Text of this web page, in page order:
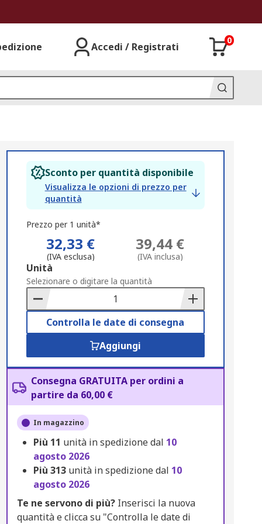
Accedi / Registrati
0
Sconto per quantità disponibile
Visualizza le opzioni di prezzo per
quantità
Prezzo per 1 unità*
32,33 €
(IVA esclusa)
39,44 €
(IVA inclusa)
Add
to
Basket
Unità
Selezionare o digitare la quantità
Controlla le date di consegna
Aggiungi
Consegna GRATUITA per ordini a
partire da 60,00 €
In magazzino
Più 11 unità in spedizione dal 10
agosto 2026
Più 313 unità in spedizione dal 10
agosto 2026
Te ne servono di più?Inserisci la nuova
quantità e clicca su "Controlla le date di